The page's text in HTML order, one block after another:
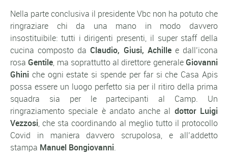
Nella parte conclusiva il presidente Vbc non ha potuto che
ringraziare chi da una mano in modo davvero
insostituibile: tutti i dirigenti presenti, il super staff della
cucina composto daClaudio, Giusi, Achillee dall’icona
rosaGentile, ma soprattutto al direttore generaleGiovanni
Ghini che ogni estate si spende per far si che Casa Apis
possa essere un luogo perfetto sia per il ritiro della prima
squadra sia per le partecipanti al Camp. Un
ringraziamento speciale è andato anche al dottor Luigi
Vezzosi, che sta coordinando al meglio tutto il protocollo
Covid in maniera davvero scrupolosa, e all’addetto
stampa Manuel Bongiovanni.